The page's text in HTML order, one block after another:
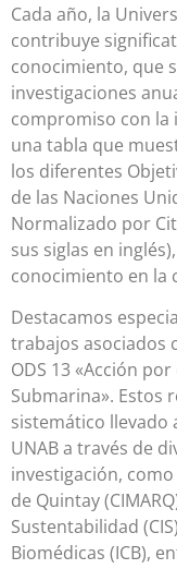
Cada año, la
contribuye
conocimiento, que
investigaciones
compromiso con la
una tabla que
los diferentes
de las Naciones
Normalizado por
sus siglas en
conocimiento en la
Destacamos
trabajos asociados
ODS 13 «Acción por
Submarina». Estos
sistemático llevado
UNAB a través de
investigación,
de Quintay
Sustentabilidad
Biomédicas (ICB),